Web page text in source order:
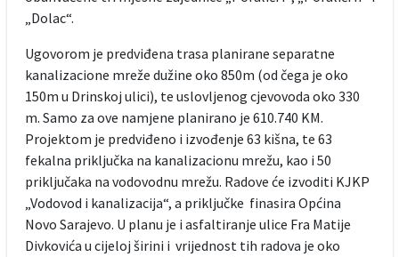
„Dolac“.
Ugovorom je predviđena trasa planirane separatne
kanalizacione mreže dužine oko 850m (od čega je oko
150m u Drinskoj ulici), te uslovljenog cjevovoda oko 330
m. Samo za ove namjene planirano je 610.740 KM.
Projektom je predviđeno i izvođenje 63 kišna, te 63
fekalna priključka na kanalizacionu mrežu, kao i 50
priključaka na vodovodnu mrežu. Radove će izvoditi KJKP
„Vodovod i kanalizacija“, a priključke finasira Općina
Novo Sarajevo. U planu je i asfaltiranje ulice Fra Matije
Divkovića u cijeloj širini i vrijednost tih radova je oko